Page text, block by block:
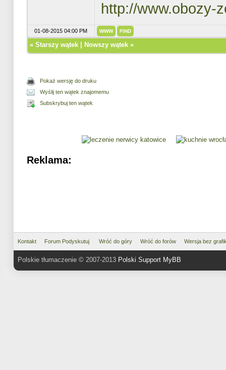
http://www.obozy-
01-08-2015 04:00 PM WWW FIND
« Starszy wątek Nowszy wątek »
Pokaż wersję do druku
Wyślij ten wątek znajomemu
Subskrybuj ten wątek
Reklama:
Kontakt Forum Podyskutuj Wróć do góry Wróć do forów Wersja bez
Polskie tłumaczenie © 2007-2013 Polski Support MyBB
MyBB, © 2002-2026MyBB Groups.